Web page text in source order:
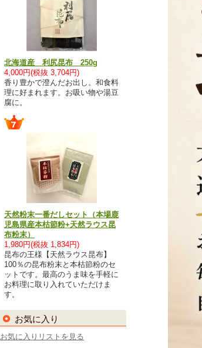
北海道産 利尻昆布 250g
4,000円(税抜 3,704円)
香り豊かで澄んだお出し。和食料
理に好まれます。お吸い物や湯豆
腐に。
天然粉末一番だしセット（本場鹿
児島県産本枯節粉+天然ラウス昆
布粉末）
1,980円(税抜 1,834円)
昆布の王様【天然ラウス昆布】
100％の昆布粉末と本枯節粉のセ
ットです。最高のうま味を手軽に
お料理に取り入れていただけま
す。
お気に入り
お気に入りリストを見る